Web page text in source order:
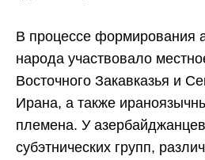
В процессе формирования
народа участвовало
Восточного Закавказья и
Ирана, а также
племена. У
субэтнических групп,